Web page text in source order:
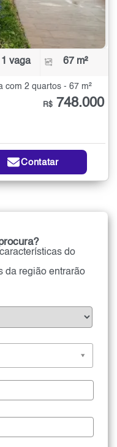
1 vaga 67 m²
com 2 quartos - 67 m²
R$ 748.000
Contatar
do
da região entrarão